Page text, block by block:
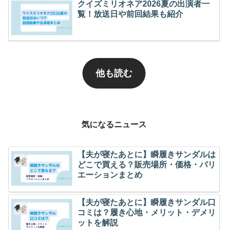
クイズミリオネア2026夏の出演者一
覧！放送日や前回結果も紹介
他も読む
気になるニュース
【夫が寝たあとに】瞬履きサンダルは
どこで買える？販売場所・価格・バリ
エーションまとめ
【夫が寝たあとに】瞬履きサンダル口
コミは？履き心地・メリット・デメリ
ットを解説